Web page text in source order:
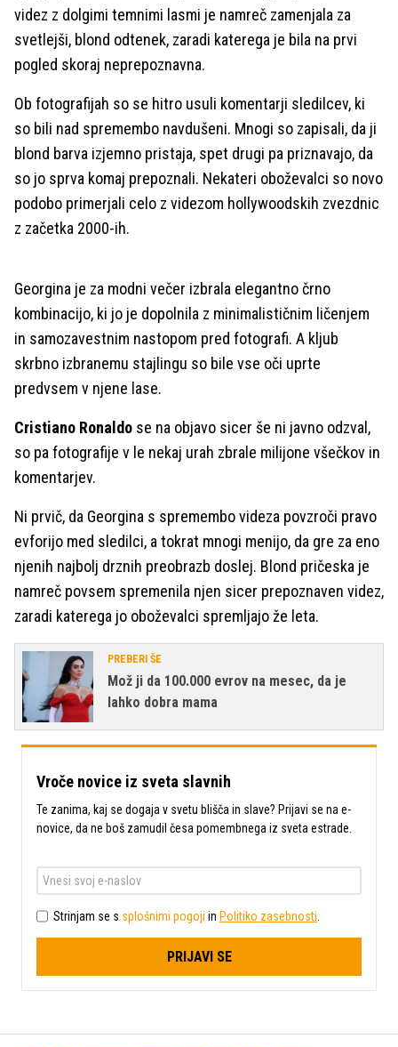
videz z dolgimi temnimi lasmi je namreč zamenjala za
svetlejši, blond odtenek, zaradi katerega je bila na prvi
pogled skoraj neprepoznavna.
Ob fotografijah so se hitro usuli komentarji sledilcev, ki
so bili nad spremembo navdušeni. Mnogi so zapisali, da ji
blond barva izjemno pristaja, spet drugi pa priznavajo, da
so jo sprva komaj prepoznali. Nekateri oboževalci so novo
podobo primerjali celo z videzom hollywoodskih zvezdnic
z začetka 2000-ih.
Georgina je za modni večer izbrala elegantno črno
kombinacijo, ki jo je dopolnila z minimalističnim ličenjem
in samozavestnim nastopom pred fotografi. A kljub
skrbno izbranemu stajlingu so bile vse oči uprte
predvsem v njene lase.
Cristiano Ronaldo se na objavo sicer še ni javno odzval,
so pa fotografije v le nekaj urah zbrale milijone všečkov in
komentarjev.
Ni prvič, da Georgina s spremembo videza povzroči pravo
evforijo med sledilci, a tokrat mnogi menijo, da gre za eno
njenih najbolj drznih preobrazb doslej. Blond pričeska je
namreč povsem spremenila njen sicer prepoznaven videz,
zaradi katerega jo oboževalci spremljajo že leta.
PREBERI ŠE
Mož ji da 100.000 evrov na mesec, da je
lahko dobra mama
Vroče novice iz sveta slavnih
Te zanima, kaj se dogaja v svetu blišča in slave? Prijavi se na e-
novice, da ne boš zamudil česa pomembnega iz sveta estrade.
Strinjam se s splošnimi pogoji in Politiko zasebnosti
PRIJAVI SE